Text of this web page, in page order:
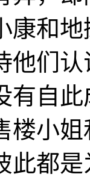
和地
他们
有自
楼小
此都